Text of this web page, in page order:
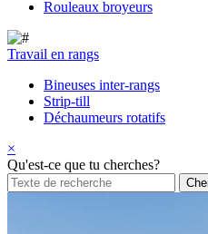
Rouleaux broyeurs
Travail en rangs
Bineuses inter-rangs
Strip-till
Déchaumeurs rotatifs
×
Qu'est-ce que tu cherches?